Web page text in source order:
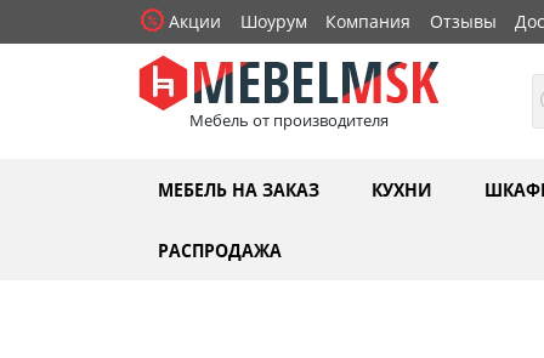
Акции Шоурум Компания Отзывы
Мебель от производителя
МЕБЕЛЬ НА ЗАКАЗ КУХНИ
РАСПРОДАЖА